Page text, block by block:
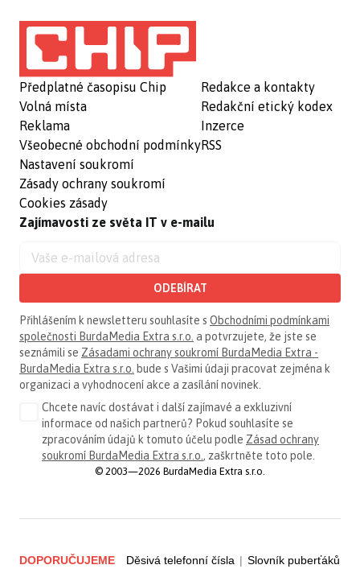
Předplatné časopisu Chip
Volná místa
Reklama
Všeobecné obchodní podmínky
Nastavení soukromí
Zásady ochrany soukromí
Cookies zásady
Redakce a kontakty
Redakční etický kodex
Inzerce
RSS
Zajímavosti ze světa IT v e-mailu
ODEBÍRAT
Přihlášením k newsletteru souhlasíte s Obchodními podmínkami
společnosti BurdaMedia Extra s.r.o. a potvrzujete, že jste se
seznámili se Zásadami ochrany soukromí BurdaMedia Extra -
BurdaMedia Extra s.r.o. bude s Vašimi údaji pracovat zejména k
organizaci a vyhodnocení akce a zasílání novinek.
Chcete navíc dostávat i další zajímavé a exkluzivní
informace od našich partnerů? Pokud souhlasíte se
zpracováním údajů k tomuto účelu podle Zásad ochrany
soukromí BurdaMedia Extra s.r.o. , zaškrtněte toto pole.
© 2003—2026 BurdaMedia Extra s.r.o.
DOPORUČUJEME Děsivá telefonní čísla | Slovník puberťáků